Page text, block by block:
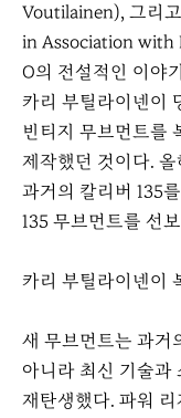
Voutilainen), 그리
in Association with
O의 전설적인 이야
카리 부틸라이넨이
빈티지 무브먼트를
제작했던 것이다.
과거의 칼리버 135
135 무브먼트를 선
카리 부틸라이넨이
새 무브먼트는 과거
아니라 최신 기술과
재탄생했다. 파워